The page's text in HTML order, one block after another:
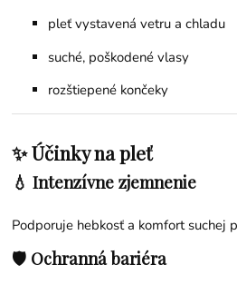
pleť vystavená vetru a chladu
suché, poškodené vlasy
rozštiepené končeky
✨ Účinky na pleť
💧 Intenzívne zjemnenie
Podporuje hebkosť a komfort suchej
🛡 Ochranná bariéra